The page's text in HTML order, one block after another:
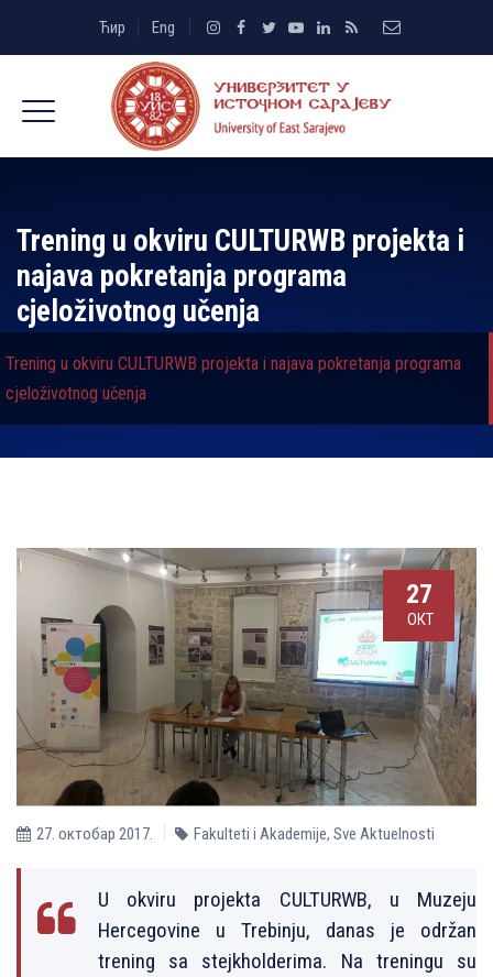
Ћир Eng
Trening u okviru CULTURWB projekta i
najava pokretanja programa
cjeloživotnog učenja
Trening u okviru CULTURWB projekta i najava pokretanja programa
cjeloživotnog učenja
27
ОКТ
27. октобар 2017. Fakulteti i Akademije, Sve Aktuelnosti
U okviru projekta CULTURWB, u Muzeju
Hercegovine u Trebinju, danas je održan
trening sa stejkholderima. Na treningu su